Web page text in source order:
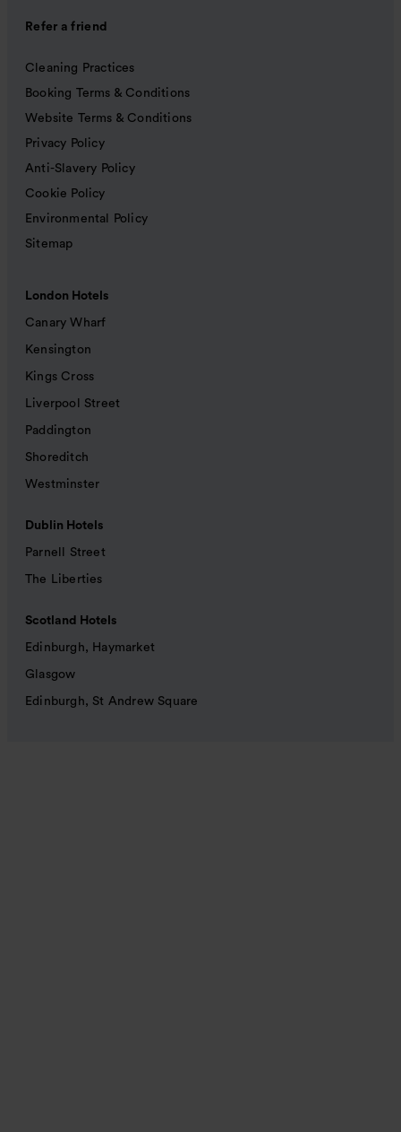
Refer a friend
Cleaning Practices
Booking Terms & Conditions
Website Terms & Conditions
Privacy Policy
Anti-Slavery Policy
Cookie Policy
Environmental Policy
Sitemap
London Hotels
Canary Wharf
Kensington
Kings Cross
Liverpool Street
Paddington
Shoreditch
Westminster
Dublin Hotels
Parnell Street
The Liberties
Scotland Hotels
Edinburgh, Haymarket
Glasgow
Edinburgh, St Andrew Square